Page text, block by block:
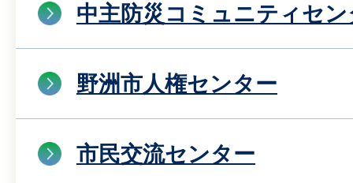
中主防災コミュニティセン
野洲市人権センター
市民交流センター